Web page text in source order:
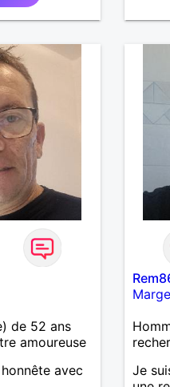
de 52 ans
amoureuse
avec
Je